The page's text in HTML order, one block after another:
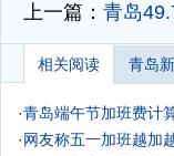
上一篇： 青岛
相关阅读 青岛
·青岛端午节加班费计
·网友称五一加班越加